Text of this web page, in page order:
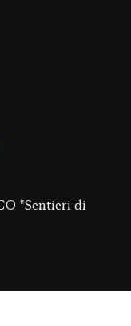
"Sentieri di